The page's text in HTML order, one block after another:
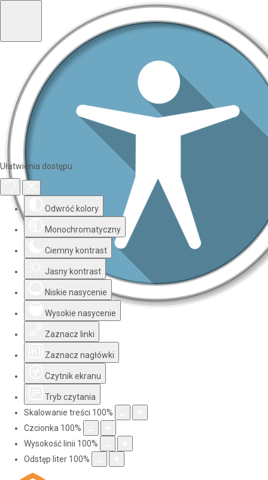
Ułatwienia dostępu
Odwróć kolory
Monochromatyczny
Ciemny kontrast
Jasny kontrast
Niskie nasycenie
Wysokie nasycenie
Zaznacz linki
Zaznacz nagłówki
Czytnik ekranu
Tryb czytania
Skalowanie treści 100%
Czcionka 100%
Wysokość linii 100%
Odstęp liter 100%